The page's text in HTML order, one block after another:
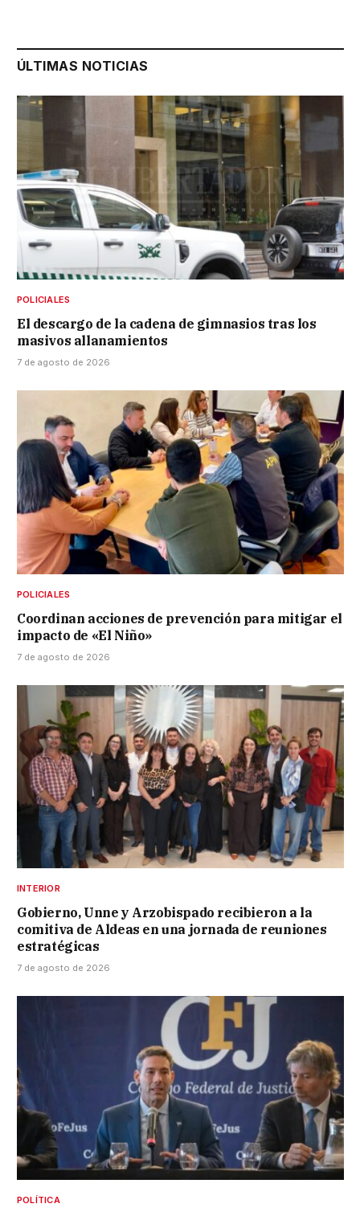
ÚLTIMAS NOTICIAS
POLICIALES
El descargo de la cadena de gimnasios tras los
masivos allanamientos
7 de agosto de 2026
POLICIALES
Coordinan acciones de prevención para mitigar el
impacto de «El Niño»
7 de agosto de 2026
INTERIOR
Gobierno, Unne y Arzobispado recibieron a la
comitiva de Aldeas en una jornada de reuniones
estratégicas
7 de agosto de 2026
POLÍTICA